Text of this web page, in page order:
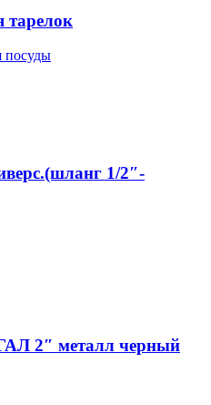
тарелок
посуды
1/2″-
2″ металл черный